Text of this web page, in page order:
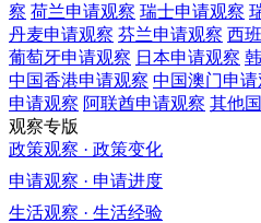
察 荷兰申请观察 瑞士申请观察
丹麦申请观察 芬兰申请观察 西
葡萄牙申请观察 日本申请观察
中国香港申请观察 中国澳门申
申请观察 阿联酋申请观察 其他
观察专版
政策观察 · 政策变化
申请观察 · 申请进度
生活观察 · 生活经验